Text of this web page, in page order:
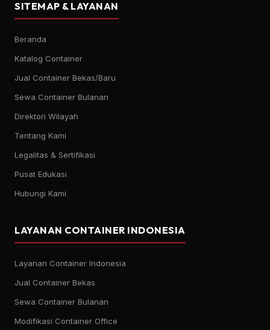
SITEMAP & LAYANAN
Beranda
Katalog Container
Jual Container Bekas/Baru
Sewa Container Bulanan
Direktori Wilayah
Tentang Kami
Legalitas & Sertifikasi
Pusat Edukasi
Hubungi Kami
LAYANAN CONTAINER INDONESIA
Layanan Container Indonesia
Jual Container Bekas
Sewa Container Bulanan
Modifikasi Container Office